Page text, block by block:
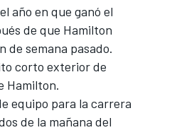
año en que ganó el
de que Hamilton
de semana pasado.
corto exterior de
Hamilton.
equipo para la carrera
de la mañana del